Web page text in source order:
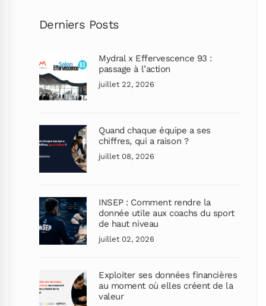
Derniers Posts
Mydral x Effervescence 93 :
passage à l’action
juillet 22, 2026
Quand chaque équipe a ses
chiffres, qui a raison ?
juillet 08, 2026
INSEP : Comment rendre la
donnée utile aux coachs du sport
de haut niveau
juillet 02, 2026
Exploiter ses données financières
au moment où elles créent de la
valeur